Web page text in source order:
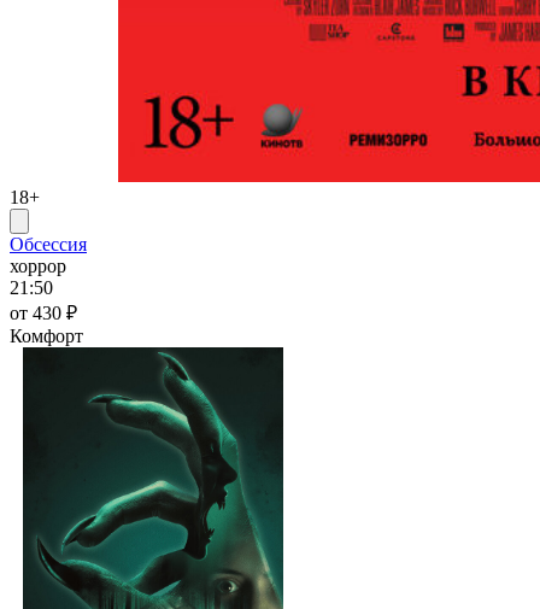
18+
Обсессия
хоррор
21:50
от 430 ₽
Комфорт